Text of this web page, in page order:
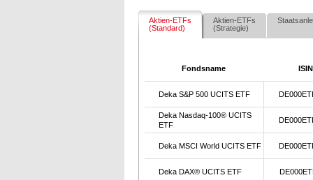
Aktien-ETFs
(Standard)
Aktien-ETFs
(Strategie)
Fondsname ISIN
Deka S&P 500 UCITS ETF
Deka Nasdaq-100® UCITS
ETF
Deka MSCI World UCITS ETF
Deka DAX® UCITS ETF